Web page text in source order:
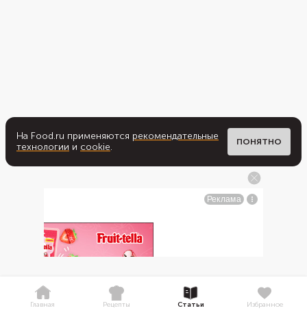
На Food.ru применяются рекомендательные
технологии и cookie. ПОНЯТНО
Главная Рецепты Статьи Избранное